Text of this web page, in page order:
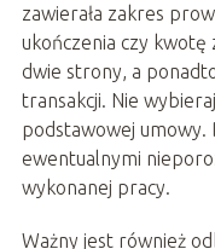
zawierała zakres
ukończenia czy kwotę
dwie strony, a
transakcji. Nie
podstawowej umowy.
ewentualnymi
wykonanej pracy.
Ważny jest również